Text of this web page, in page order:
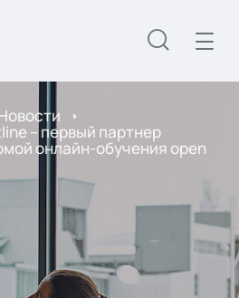
– первый партнер
онлайн-обучения open